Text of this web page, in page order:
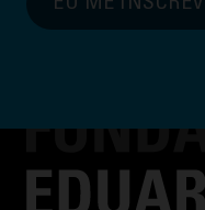
EU ME